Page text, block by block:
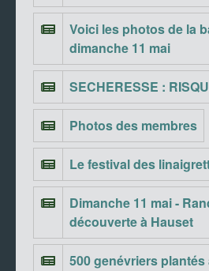
Voici les photos de la
dimanche 11 mai
SECHERESSE :
Photos des membres
Le festival des
Dimanche 11 mai -
découverte à Hauset
500 genévriers plantés